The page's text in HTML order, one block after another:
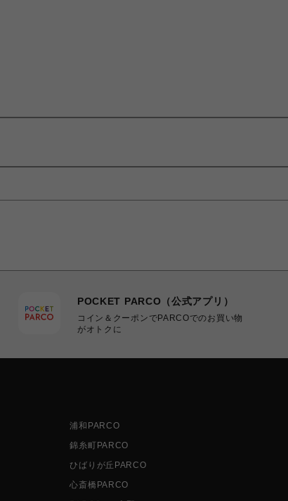
POCKET PARCO（公式アプリ）
コイン＆クーポンでPARCOでのお買い物
がオトクに
浦和PARCO
錦糸町PARCO
ひばりが丘PARCO
心斎橋PARCO